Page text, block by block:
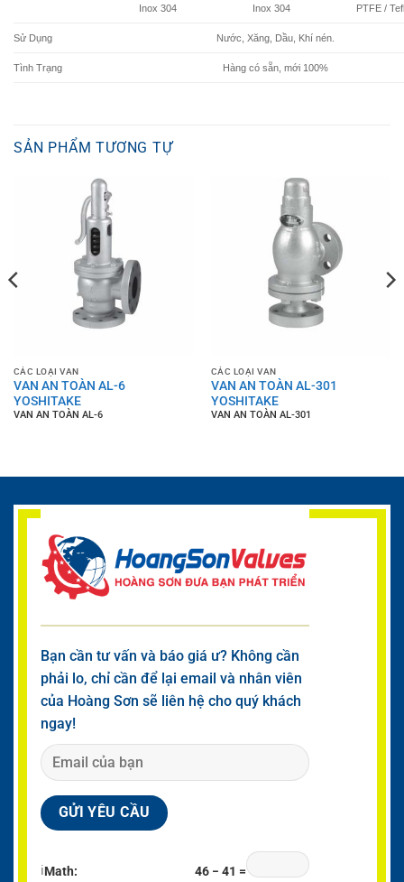
Inox 304 Inox 304 PTFE /
Sử Dụng Nước, Xăng, Dầu, Khí nén.
Tình Trạng Hàng có sẵn, mới 100%
SẢN PHẨM TƯƠNG TỰ
CÁC LOẠI VAN
VAN AN TOÀN AL-6
YOSHITAKE
VAN AN TOÀN AL-6
CÁC LOẠI VAN
VAN AN TOÀN AL-301
YOSHITAKE
VAN AN TOÀN AL-301
Bạn cần tư vấn và báo giá ư? Không cần
phải lo, chỉ cần để lại email và nhân viên
của Hoàng Sơn sẽ liên hệ cho quý khách
ngay!
ℹMath: 46 − 41 =